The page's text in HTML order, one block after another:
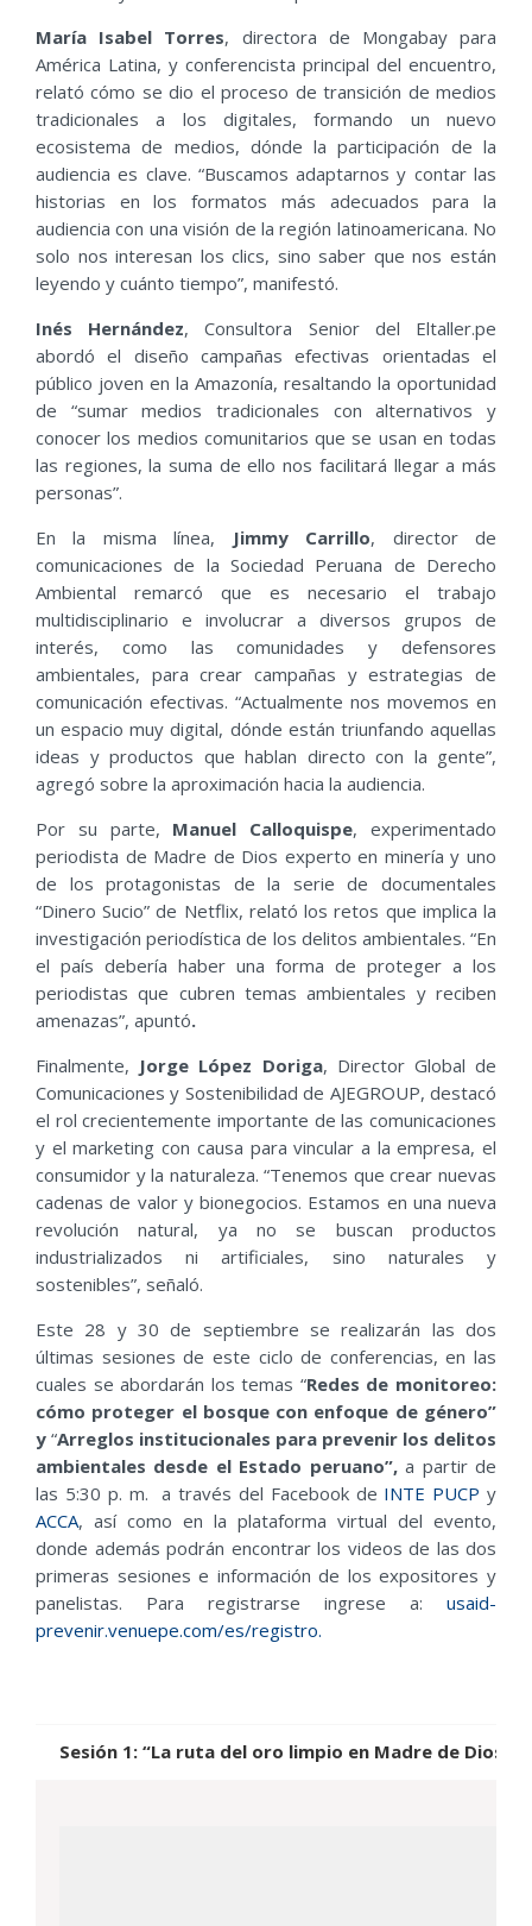
María Isabel Torres, directora de Mongabay para
América Latina, y conferencista principal del encuentro,
relató cómo se dio el proceso de transición de medios
tradicionales a los digitales, formando un nuevo
ecosistema de medios, dónde la participación de la
audiencia es clave. “Buscamos adaptarnos y contar las
historias en los formatos más adecuados para la
audiencia con una visión de la región latinoamericana. No
solo nos interesan los clics, sino saber que nos están
leyendo y cuánto tiempo”, manifestó.
Inés Hernández, Consultora Senior del Eltaller.pe
abordó el diseño campañas efectivas orientadas el
público joven en la Amazonía, resaltando la oportunidad
de “sumar medios tradicionales con alternativos y
conocer los medios comunitarios que se usan en todas
las regiones, la suma de ello nos facilitará llegar a más
personas”.
En la misma línea,
Jimmy Carrillo, director de
comunicaciones de la Sociedad Peruana de Derecho
Ambiental remarcó que es necesario el trabajo
multidisciplinario e involucrar a diversos grupos de
interés, como las comunidades y defensores
ambientales, para crear campañas y estrategias de
comunicación efectivas. “Actualmente nos movemos en
un espacio muy digital, dónde están triunfando aquellas
ideas y productos que hablan directo con la gente”,
agregó sobre la aproximación hacia la audiencia.
Por su parte, Manuel Calloquispe, experimentado
periodista de Madre de Dios experto en minería y uno
de los protagonistas de la serie de documentales
“Dinero Sucio” de Netflix, relató los retos que implica la
investigación periodística de los delitos ambientales. “En
el país debería haber una forma de proteger a los
periodistas que cubren temas ambientales y reciben
amenazas”, apuntó.
Finalmente, Jorge López Doriga, Director Global de
Comunicaciones y Sostenibilidad de AJEGROUP, destacó
el rol crecientemente importante de las comunicaciones
y el marketing con causa para vincular a la empresa, el
consumidor y la naturaleza. “Tenemos que crear nuevas
cadenas de valor y bionegocios. Estamos en una nueva
revolución natural, ya no se buscan productos
industrializados ni artificiales, sino naturales y
sostenibles”, señaló.
Este 28 y 30 de septiembre se realizarán las dos
últimas sesiones de este ciclo de conferencias, en las
cuales se abordarán los temas “Redes de monitoreo:
cómo proteger el bosque con enfoque de género”
y “Arreglos institucionales para prevenir los delitos
ambientales desde el Estado peruano”,a partir de
las 5:30 p. m. a través del Facebook de INTE PUCP y
ACCA, así como en la plataforma virtual del evento,
donde además podrán encontrar los videos de las dos
primeras sesiones e información de los expositores y
panelistas. Para registrarse ingrese a: usaid-
prevenir.venuepe.com/es/registro.
Sesión 1: “La ruta del oro limpio en Madre de Dios”